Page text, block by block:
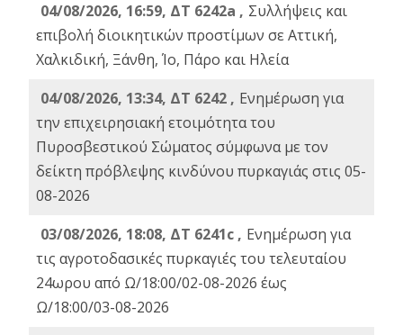
04/08/2026, 16:59, ΔΤ 6242a , Συλλήψεις και
επιβολή διοικητικών προστίμων σε Αττική,
Χαλκιδική, Ξάνθη, Ίο, Πάρο και Ηλεία
04/08/2026, 13:34, ΔΤ 6242 , Ενημέρωση για
την επιχειρησιακή ετοιμότητα του
Πυροσβεστικού Σώματος σύμφωνα με τον
δείκτη πρόβλεψης κινδύνου πυρκαγιάς στις 05-
08-2026
03/08/2026, 18:08, ΔΤ 6241c , Ενημέρωση για
τις αγροτοδασικές πυρκαγιές του τελευταίου
24ωρου από Ω/18:00/02-08-2026 έως
Ω/18:00/03-08-2026